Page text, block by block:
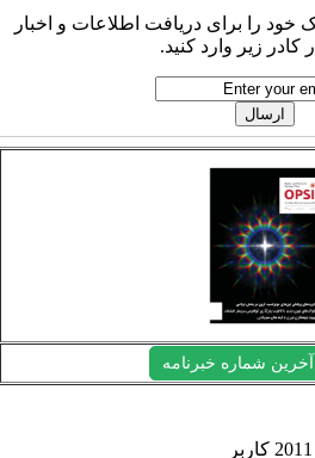
را برای دریافت اطلاعات و اخبار
کادر زیر وارد کنید.
شماره خبرنامه